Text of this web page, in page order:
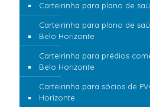
Carteirinha para plano de
Carteirinha para plano de
Belo Horizonte
Carteirinha para prédios
Belo Horizonte
Carteirinha para sócios de
Horizonte